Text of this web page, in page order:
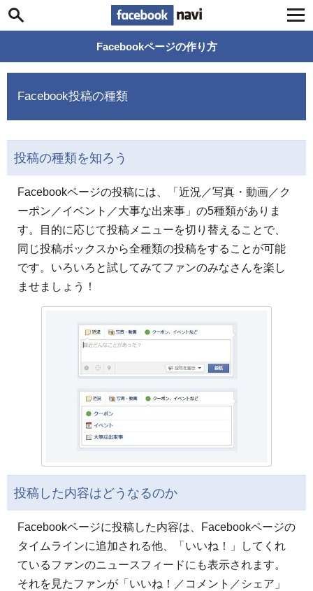
Facebook navi[フェイ
Facebookページの作り方
Facebook投稿の種類
投稿の種類を知ろう
Facebookページの投稿には、「近況／写真・動画／ク
ーポン／イベント／大事な出来事」の5種類がありま
す。目的に応じて投稿メニューを切り替えることで、
同じ投稿ボックスから全種類の投稿をすることが可能
です。いろいろと試してみてファンのみなさんを楽し
ませましょう！
投稿した内容はどうなるのか
Facebookページに投稿した内容は、Facebookページの
タイムラインに追加される他、「いいね！」してくれ
ているファンのニュースフィードにも表示されます。
それを見たファンが「いいね！／コメント／シェア」